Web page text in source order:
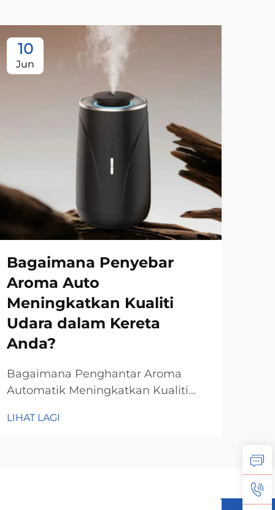
10
Jun
Bagaimana Penyebar
Aroma Auto
Meningkatkan Kualiti
Udara dalam Kereta
Anda?
Bagaimana Penghantar Aroma
Automatik Meningkatkan Kualiti
MenyenangkanCukup tambahkan
LIHAT LAGI